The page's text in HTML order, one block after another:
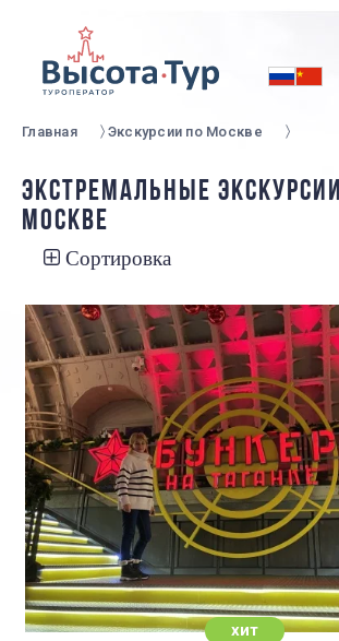
Главная Экскурсии по Москве
ЭКСТРЕМАЛЬНЫЕ
МОСКВЕ
Сортировка
хит